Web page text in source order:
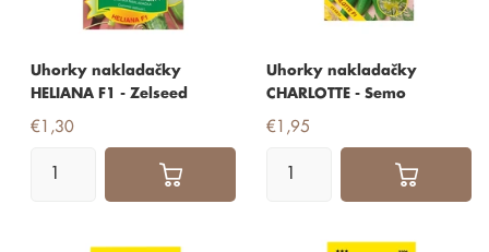
Uhorky nakladačky
HELIANA F1 - Zelseed
€1,30
Uhorky nakladačky
CHARLOTTE - Semo
€1,95